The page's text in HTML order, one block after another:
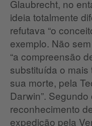
Glaubrecht, no
ideia totalmente
refutava “o
exemplo. Não
“a compreensão
substituída o
sua morte, pela
Darwin”.
reconhecimento
expedição pela